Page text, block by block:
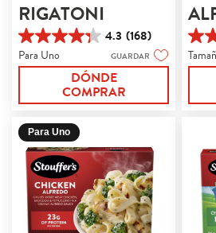
RIGATONI
4.3 (168)
4.3
de
5
estrellas.
168
Para Uno GUARDAR
DÓNDE
COMPRAR
3.8
de
5
222
Para Uno